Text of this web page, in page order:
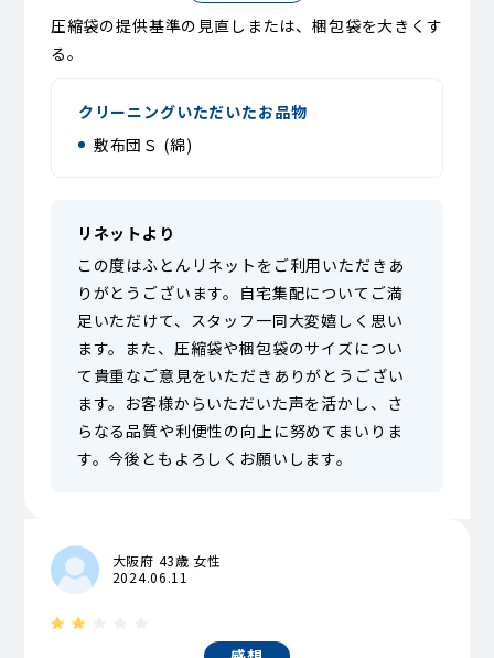
圧縮袋の提供基準の見直しまたは、梱包袋を大きくす
る。
クリーニングいただいたお品物
敷布団Ｓ (綿)
リネットより
この度はふとんリネットをご利用いただきあ
りがとうございます。自宅集配についてご満
足いただけて、スタッフ一同大変嬉しく思い
ます。また、圧縮袋や梱包袋のサイズについ
て貴重なご意見をいただきありがとうござい
ます。お客様からいただいた声を活かし、さ
らなる品質や利便性の向上に努めてまいりま
す。今後ともよろしくお願いします。
大阪府 43歳 女性
2024.06.11